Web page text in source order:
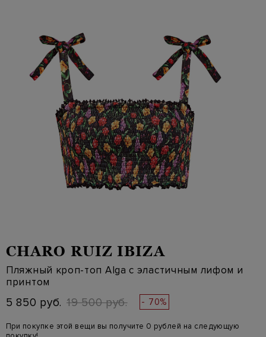
CHARO RUIZ IBIZA
Пляжный кроп-топ Alga с эластичным лифом и
принтом
5 850 руб. 19 500 руб. - 70%
При покупке этой вещи вы получите 0 рублей на следующую